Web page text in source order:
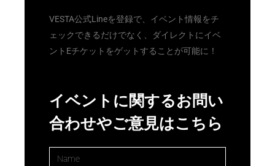
VESTA公式Lineを登録で、イベント情報をチ
ェックできるだけでなく、ダイレクトにイベ
ントEチケットをゲットすることが可能に！
イベントに関するお問い
合わせやご意見はこちら